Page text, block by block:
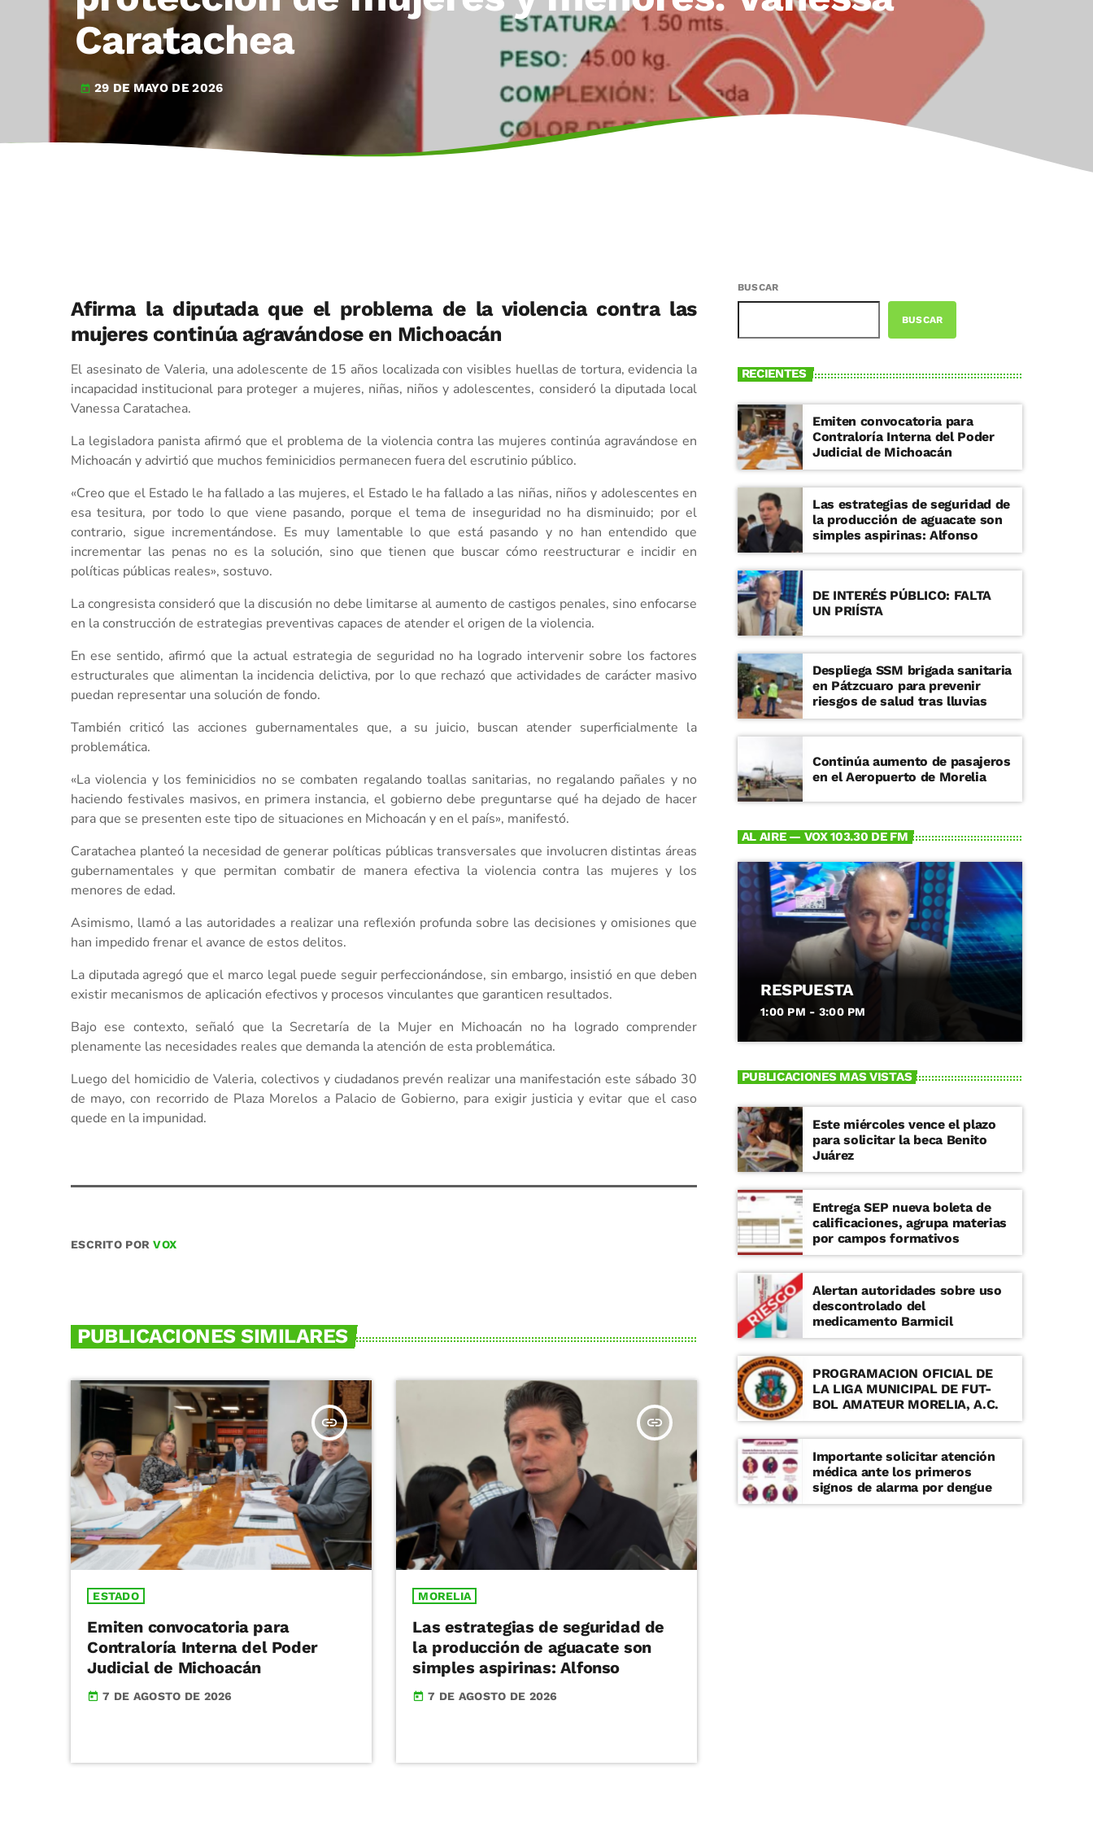
Caratachea
today 29 DE MAYO DE 2026
Afirma la diputada que el problema de la violencia contra las
mujeres continúa agravándose en Michoacán
El asesinato de Valeria, una adolescente de 15 años localizada con visibles huellas de tortura, evidencia la
incapacidad institucional para proteger a mujeres, niñas, niños y adolescentes, consideró la diputada local
Vanessa Caratachea.
La legisladora panista afirmó que el problema de la violencia contra las mujeres continúa agravándose en
Michoacán y advirtió que muchos feminicidios permanecen fuera del escrutinio público.
«Creo que el Estado le ha fallado a las mujeres, el Estado le ha fallado a las niñas, niños y adolescentes en
esa tesitura, por todo lo que viene pasando, porque el tema de inseguridad no ha disminuido; por el
contrario, sigue incrementándose. Es muy lamentable lo que está pasando y no han entendido que
incrementar las penas no es la solución, sino que tienen que buscar cómo reestructurar e incidir en
políticas públicas reales», sostuvo.
La congresista consideró que la discusión no debe limitarse al aumento de castigos penales, sino enfocarse
en la construcción de estrategias preventivas capaces de atender el origen de la violencia.
En ese sentido, afirmó que la actual estrategia de seguridad no ha logrado intervenir sobre los factores
estructurales que alimentan la incidencia delictiva, por lo que rechazó que actividades de carácter masivo
puedan representar una solución de fondo.
También criticó las acciones gubernamentales que, a su juicio, buscan atender superficialmente la
problemática.
«La violencia y los feminicidios no se combaten regalando toallas sanitarias, no regalando pañales y no
haciendo festivales masivos, en primera instancia, el gobierno debe preguntarse qué ha dejado de hacer
para que se presenten este tipo de situaciones en Michoacán y en el país», manifestó.
Caratachea planteó la necesidad de generar políticas públicas transversales que involucren distintas áreas
gubernamentales y que permitan combatir de manera efectiva la violencia contra las mujeres y los
menores de edad.
Asimismo, llamó a las autoridades a realizar una reflexión profunda sobre las decisiones y omisiones que
han impedido frenar el avance de estos delitos.
La diputada agregó que el marco legal puede seguir perfeccionándose, sin embargo, insistió en que deben
existir mecanismos de aplicación efectivos y procesos vinculantes que garanticen resultados.
Bajo ese contexto, señaló que la Secretaría de la Mujer en Michoacán no ha logrado comprender
plenamente las necesidades reales que demanda la atención de esta problemática.
Luego del homicidio de Valeria, colectivos y ciudadanos prevén realizar una manifestación este sábado 30
de mayo, con recorrido de Plaza Morelos a Palacio de Gobierno, para exigir justicia y evitar que el caso
quede en la impunidad.
ESCRITO PORVOX
PUBLICACIONES SIMILARES
insert_link
ESTADO
Emiten convocatoria para
Contraloría Interna del Poder
Judicial de Michoacán
today 7 DE AGOSTO DE 2026
insert_link
MORELIA
Las estrategias de seguridad de
la producción de aguacate son
simples aspirinas: Alfonso
today 7 DE AGOSTO DE 2026
BUSCAR
BUSCAR
RECIENTES
Emiten convocatoria para
Contraloría Interna del Poder
Judicial de Michoacán
Las estrategias de seguridad de
la producción de aguacate son
simples aspirinas: Alfonso
DE INTERÉS PÚBLICO: FALTA
UN PRIÍSTA
Despliega SSM brigada sanitaria
en Pátzcuaro para prevenir
riesgos de salud tras lluvias
Continúa aumento de pasajeros
en el Aeropuerto de Morelia
AL AIRE — VOX 103.30 DE FM
RESPUESTA
1:00 PM - 3:00 PM
PUBLICACIONES MAS VISTAS
Este miércoles vence el plazo
para solicitar la beca Benito
Juárez
Entrega SEP nueva boleta de
calificaciones, agrupa materias
por campos formativos
Alertan autoridades sobre uso
descontrolado del
medicamento Barmicil
PROGRAMACION OFICIAL DE
LA LIGA MUNICIPAL DE FUT-
BOL AMATEUR MORELIA, A.C.
Importante solicitar atención
médica ante los primeros
signos de alarma por dengue